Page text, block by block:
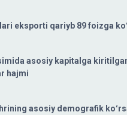
eksporti qariyb 89 foizga
asosiy kapitalga
hajmi
asosiy demografik